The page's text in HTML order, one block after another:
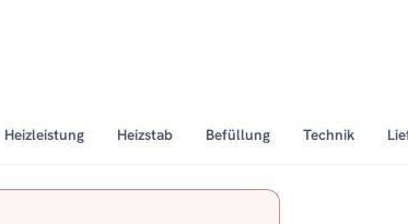
Heizleistung Heizstab Befüllung Technik